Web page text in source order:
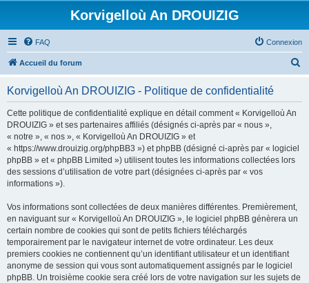
Korvigelloù An DROUIZIG
FAQ Connexion
Accueil du forum
Korvigelloù An DROUIZIG - Politique de confidentialité
Cette politique de confidentialité explique en détail comment « Korvigelloù An
DROUIZIG » et ses partenaires affiliés (désignés ci-après par « nous »,
« notre », « nos », « Korvigelloù An DROUIZIG » et
« https://www.drouizig.org/phpBB3 ») et phpBB (désigné ci-après par « logiciel
phpBB » et « phpBB Limited ») utilisent toutes les informations collectées lors
des sessions d’utilisation de votre part (désignées ci-après par « vos
informations »).
Vos informations sont collectées de deux manières différentes. Premièrement,
en naviguant sur « Korvigelloù An DROUIZIG », le logiciel phpBB génèrera un
certain nombre de cookies qui sont de petits fichiers téléchargés
temporairement par le navigateur internet de votre ordinateur. Les deux
premiers cookies ne contiennent qu’un identifiant utilisateur et un identifiant
anonyme de session qui vous sont automatiquement assignés par le logiciel
phpBB. Un troisième cookie sera créé lors de votre navigation sur les sujets de